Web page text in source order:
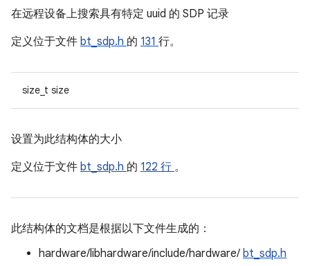
在远程设备上搜索具有特定 uuid 的 SDP 记录
定义位于文件 bt_sdp.h 的 131 行。
size_t size
设置为此结构体的大小
定义位于文件 bt_sdp.h 的 122 行 。
此结构体的文档是根据以下文件生成的：
hardware/libhardware/include/hardware/ bt_sdp.h